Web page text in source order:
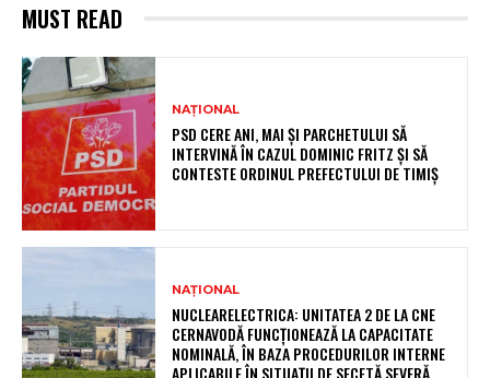
MUST READ
NAȚIONAL
PSD CERE ANI, MAI ȘI PARCHETULUI SĂ
INTERVINĂ ÎN CAZUL DOMINIC FRITZ ȘI SĂ
CONTESTE ORDINUL PREFECTULUI DE TIMIȘ
NAȚIONAL
NUCLEARELECTRICA: UNITATEA 2 DE LA CNE
CERNAVODĂ FUNCȚIONEAZĂ LA CAPACITATE
NOMINALĂ, ÎN BAZA PROCEDURILOR INTERNE
APLICABILE ÎN SITUAȚII DE SECETĂ SEVERĂ